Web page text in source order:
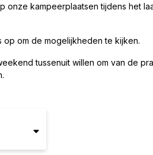
onze kampeerplaatsen tijdens het
op om de mogelijkheden te kijken.
tussenuit willen om van de